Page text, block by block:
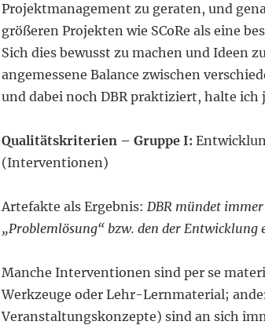
Projektmanagement zu geraten, und
größeren Projekten wie SCoRe als eine
Sich dies bewusst zu machen und Ideen
angemessene Balance zwischen
und dabei noch DBR praktiziert, halte
Qualitätskriterien – Gruppe I:
(Interventionen)
Artefakte als Ergebnis: DBR mündet
„Problemlösung“ bzw. den der
Manche Interventionen sind per se
Werkzeuge oder Lehr-Lernmaterial;
Veranstaltungskonzepte) sind an sich